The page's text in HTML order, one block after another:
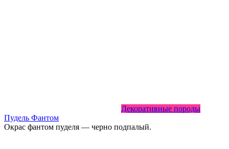
Декоративные породы
Пудель Фантом
Окрас фантом пуделя — черно подпалый.